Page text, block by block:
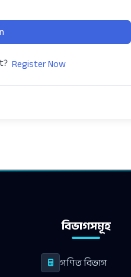
Register Now
বিভাগসমূহ
গণিত বিভাগ